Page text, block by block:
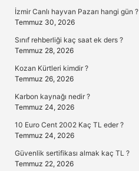
İzmir Canlı hayvan Pazarı hangi gün ?
Temmuz 30, 2026
Sınıf rehberliği kaç saat ek ders ?
Temmuz 28, 2026
Kozan Kürtleri kimdir ?
Temmuz 26, 2026
Karbon kaynağı nedir ?
Temmuz 24, 2026
10 Euro Cent 2002 Kaç TL eder ?
Temmuz 24, 2026
Güvenlik sertifikası almak kaç TL ?
Temmuz 22, 2026